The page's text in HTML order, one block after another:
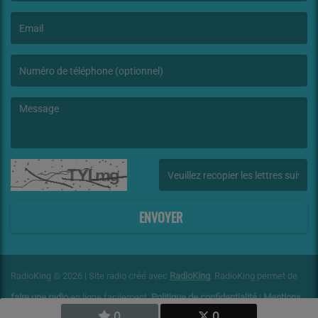
ENVOYER
RadioKing © 2026 | Site radio créé avec RadioKing. RadioKing permet de
faire une radioen ligne facilement.Politique de confidentialité|Mentions